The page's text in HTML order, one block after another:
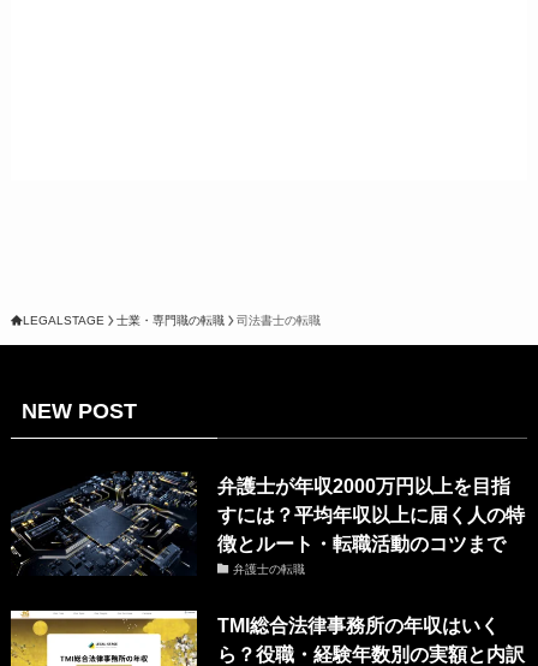
LEGALSTAGE 士業・専門職の転職 司法書士の転職
NEW POST
弁護士が年収2000万円以上を目指
すには？平均年収以上に届く人の特
徴とルート・転職活動のコツまで
弁護士の転職
TMI総合法律事務所の年収はいく
ら？役職・経験年数別の実額と内訳